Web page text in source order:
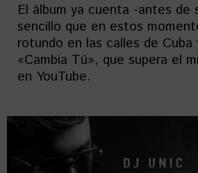
El álbum ya cuenta -antes de
sencillo que en estos
rotundo en las calles de Cuba
«Cambia Tú», que supera el
en YouTube.